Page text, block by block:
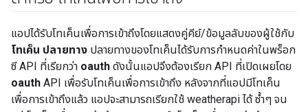
แอปได้รับโทเค็นเพื่อการเข้าถึงโดยแสดงคู่คีย์/ข้อมูลลับของผู้ใช้กับ
โทเค็น ปลายทาง ปลายทางของโทเค็นได้รับการกำหนดค่าในพร็อก
ซี API ที่เรียกว่า oauth ดังนั้นแอปจึงต้องเรียก API ที่เปิดเผยโดย
oauth API เพื่อรับโทเค็นเพื่อการเข้าถึง หลังจากที่แอปมีโทเค็น
เพื่อการเข้าถึงแล้ว แอปจะสามารถเรียกใช้ weatherapi ได้ ซ้ำๆ จน